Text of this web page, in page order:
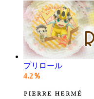
プリロール
4.2％